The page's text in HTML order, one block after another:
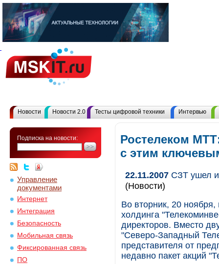
Новости Новости 2.0 Тесты цифровой техники Интервью
Подписка на новости:
Управление
документами
Интернет
Интеграция
Безопасность
Мобильная связь
Фиксированная связь
ПО
Ростелеком
с этим
22.11.2007 СЗТ ушел
(Новости)
Во вторник, 20
холдинга
директоров. Вместо
"Северо-Западный
представителя от
недавно пакет акций